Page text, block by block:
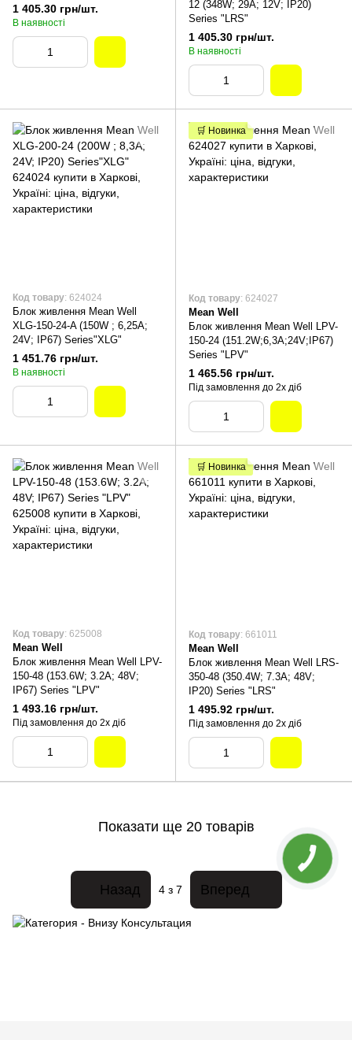
1 405.30 грн/шт.
В наявності
12 (348W; 29A; 12V; IP20)
Series "LRS"
1 405.30 грн/шт.
В наявності
Код товару: 624024
Блок живлення Mean Well
XLG-150-24-A (150W ; 6,25A;
24V; IP67) Series"XLG"
1 451.76 грн/шт.
В наявності
🛒 Новинка
Код товару: 624027
Mean Well
Блок живлення Mean Well LPV-
150-24 (151.2W;6,3A;24V;IP67)
Series "LPV"
1 465.56 грн/шт.
Під замовлення до 2х діб
Код товару: 625008
Mean Well
Блок живлення Mean Well LPV-
150-48 (153.6W; 3.2A; 48V;
IP67) Series "LPV"
1 493.16 грн/шт.
Під замовлення до 2х діб
🛒 Новинка
Код товару: 661011
Mean Well
Блок живлення Mean Well LRS-
350-48 (350.4W; 7.3A; 48V;
IP20) Series "LRS"
1 495.92 грн/шт.
Під замовлення до 2х діб
Показати ще 20 товарів
Назад 4з 7 Вперед